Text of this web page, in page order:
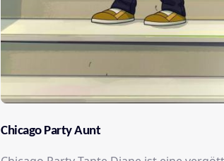
Chicago Party Aunt